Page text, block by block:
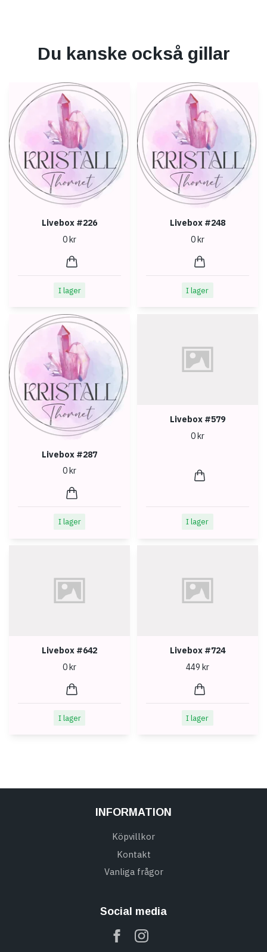
Du kanske också gillar
Livebox #226
0 kr
I lager
Livebox #248
0 kr
I lager
Livebox #287
0 kr
I lager
Livebox #579
0 kr
I lager
Livebox #642
0 kr
I lager
Livebox #724
449 kr
I lager
INFORMATION
Köpvillkor
Kontakt
Vanliga frågor
Social media